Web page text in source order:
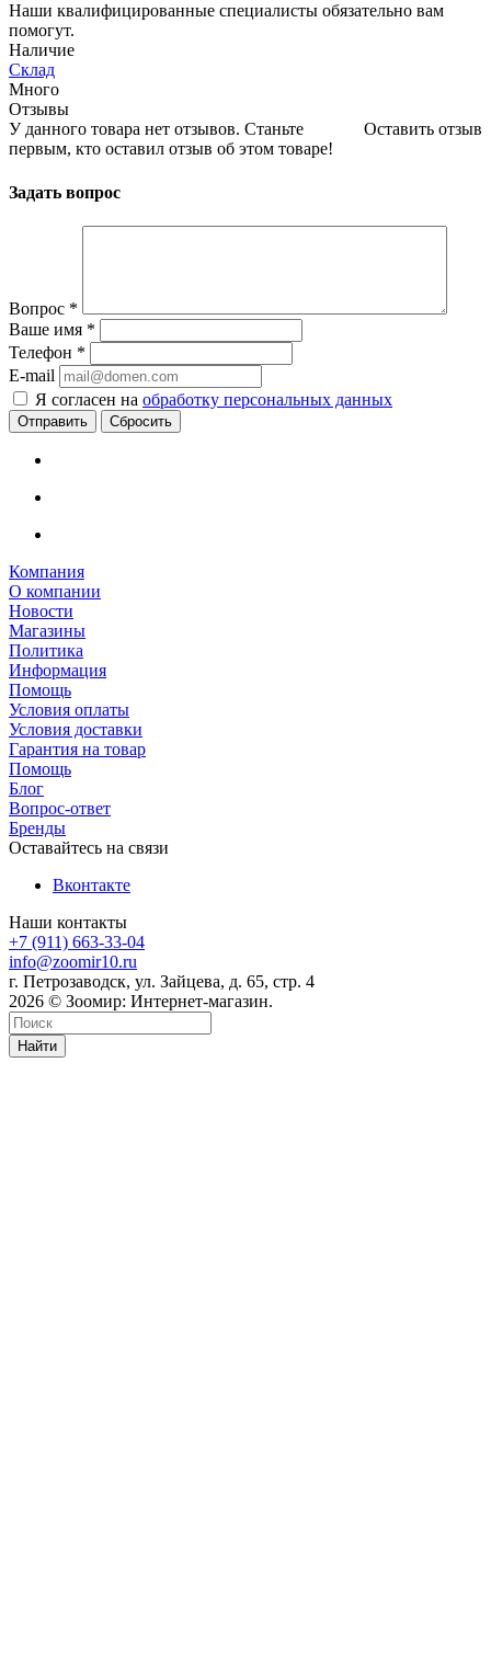
Наши квалифицированные специалисты обязательно вам
помогут.
Наличие
Склад
Много
Отзывы
Оставить отзыв
У данного товара нет отзывов. Станьте
первым, кто оставил отзыв об этом товаре!
Задать вопрос
Вопрос *
Ваше имя *
Телефон *
E-mail
Я согласен на обработку персональных данных
Сбросить
Компания
О компании
Новости
Магазины
Политика
Информация
Помощь
Условия оплаты
Условия доставки
Гарантия на товар
Помощь
Блог
Вопрос-ответ
Бренды
Оставайтесь на связи
Вконтакте
Наши контакты
+7 (911) 663-33-04
info@zoomir10.ru
г. Петрозаводск, ул. Зайцева, д. 65, стр. 4
2026 © Зоомир: Интернет-магазин.
Найти